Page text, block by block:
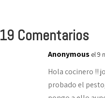
19 Comentarios
Anonymous el 9
Hola cocinero !!
probado el